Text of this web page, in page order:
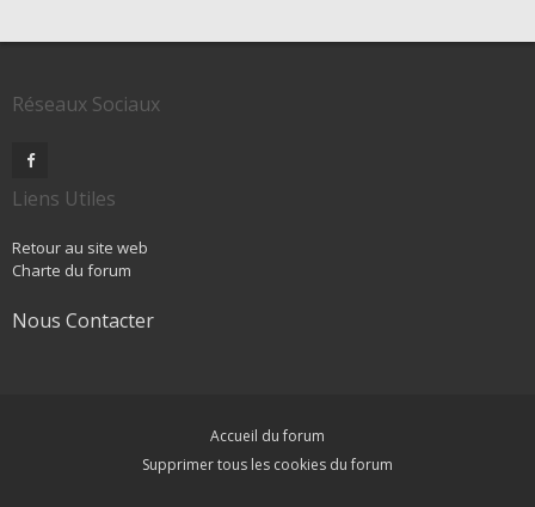
Réseaux Sociaux
Liens Utiles
Retour au site web
Charte du forum
Nous Contacter
Accueil du forum
Supprimer tous les cookies du forum